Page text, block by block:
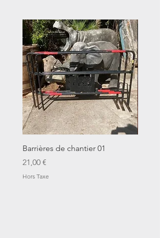
Barrières de chantier 01
Prix
21,00 €
Hors Taxe